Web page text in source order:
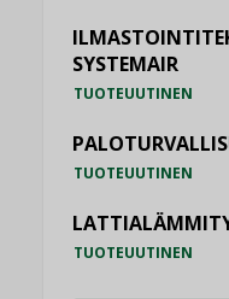
SYSTEMAIR
TUOTEUUTINEN
TUOTEUUTINEN
TUOTEUUTINEN